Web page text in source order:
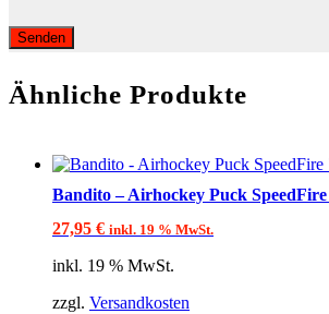
Ähnliche Produkte
Bandito – Airhockey Puck SpeedFire
27,95 € inkl. 19 % MwSt.
inkl. 19 % MwSt.
zzgl. Versandkosten